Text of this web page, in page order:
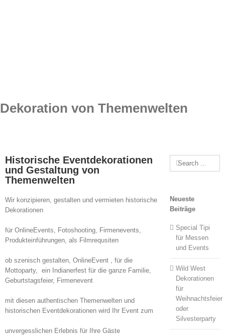
Dekoration von Themenwelten
Historische Eventdekorationen
und Gestaltung von
Themenwelten
Wir konzipieren, gestalten und vermieten historische
Dekorationen
für OnlineEvents, Fotoshooting, Firmenevents,
Produkteinführungen, als Filmrequsiten
ob szenisch gestalten, OnlineEvent , für die
Mottoparty, ein Indianerfest für die ganze Familie,
Geburtstagsfeier, Firmenevent
mit diesen authentischen Themenwelten und
historischen Eventdekorationen wird Ihr Event zum
unvergesslichen Erlebnis für Ihre Gäste
Search
for:
Neueste
Beiträge
Special Tipi
für Messen
und Events
Wild West
Dekorationen
für
Weihnachtsfeier
oder
Silvesterparty